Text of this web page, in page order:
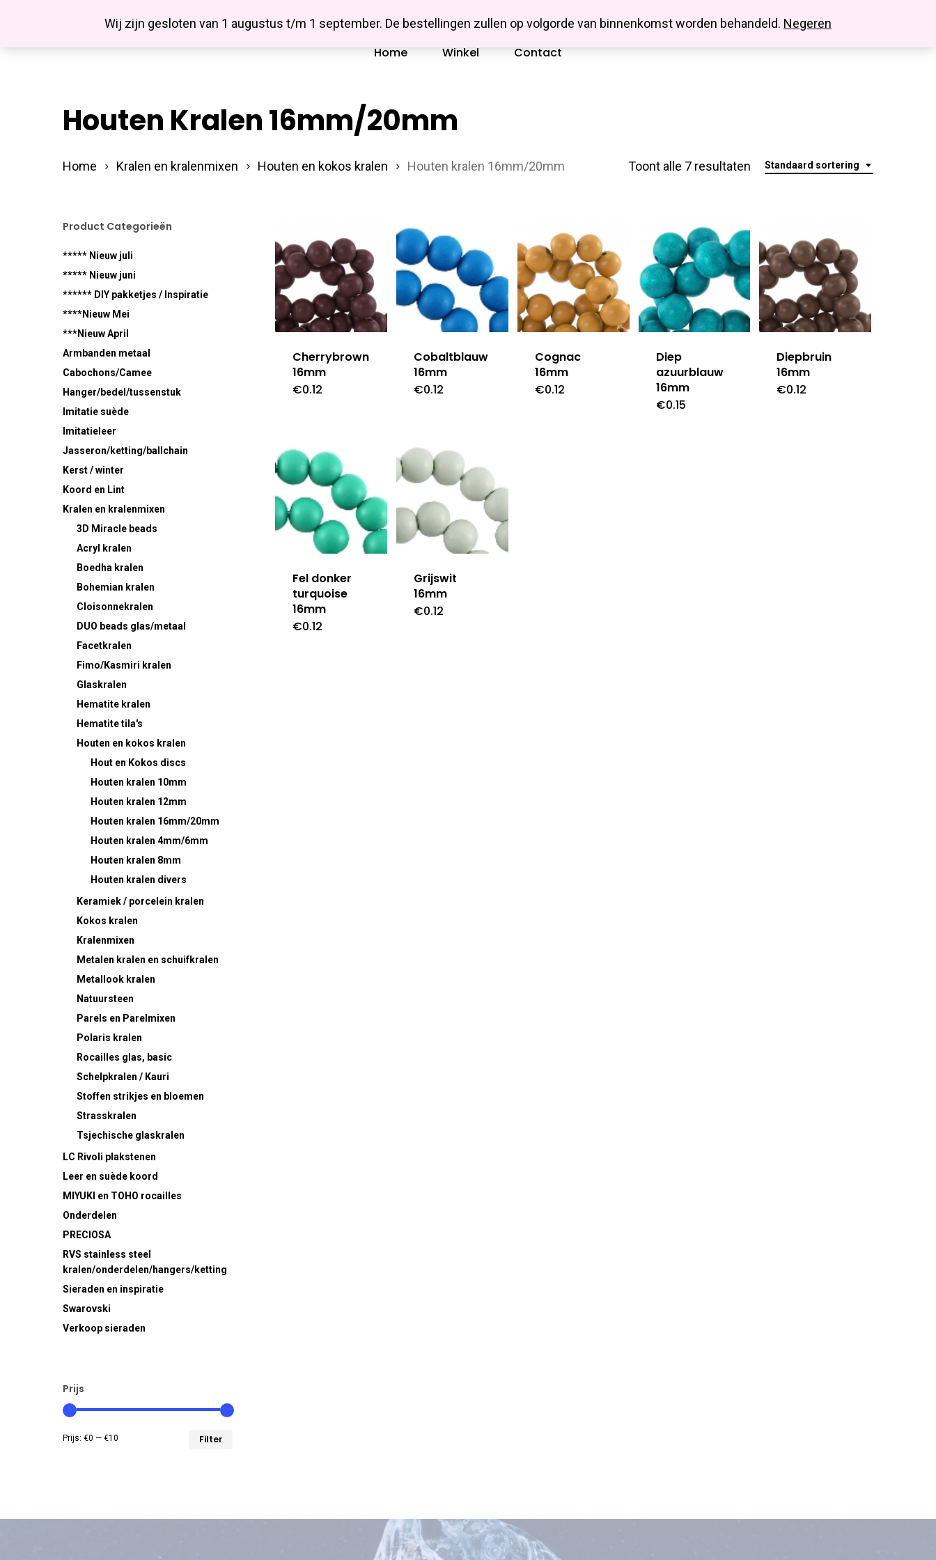
Wij zijn gesloten van 1 augustus t/m 1 september. De bestellingen zullen op volgorde van binnenkomst worden behandeld. Negeren
Hit enter to search or ESC to close
Missbluesieraden
Facebook
Home Winkel Contact
Houten Kralen 16mm/20mm
Standaard sortering
Toont alle 7 resultaten
Home Kralen en kralenmixen Houten en kokos kralen Houten kralen 16mm/20mm
Product Categorieën
***** Nieuw juli
***** Nieuw juni
****** DIY pakketjes / Inspiratie
****Nieuw Mei
***Nieuw April
Armbanden metaal
Cabochons/Camee
Hanger/bedel/tussenstuk
Imitatie suède
Imitatieleer
Jasseron/ketting/ballchain
Kerst / winter
Koord en Lint
Kralen en kralenmixen
3D Miracle beads
Acryl kralen
Boedha kralen
Bohemian kralen
Cloisonnekralen
DUO beads glas/metaal
Facetkralen
Fimo/Kasmiri kralen
Glaskralen
Hematite kralen
Hematite tila's
Houten en kokos kralen
Hout en Kokos discs
Houten kralen 10mm
Houten kralen 12mm
Houten kralen 16mm/20mm
Houten kralen 4mm/6mm
Houten kralen 8mm
Houten kralen divers
Keramiek / porcelein kralen
Kokos kralen
Kralenmixen
Metalen kralen en schuifkralen
Metallook kralen
Natuursteen
Parels en Parelmixen
Polaris kralen
Rocailles glas, basic
Schelpkralen / Kauri
Stoffen strikjes en bloemen
Strasskralen
Tsjechische glaskralen
LC Rivoli plakstenen
Leer en suède koord
MIYUKI en TOHO rocailles
Onderdelen
PRECIOSA
RVS stainless steel
kralen/onderdelen/hangers/ketting
Sieraden en inspiratie
Swarovski
Verkoop sieraden
Prijs
Filter
Prijs: €0 — €10
Cherrybrown
16mm
€0.12
Cobaltblauw
16mm
€0.12
Cognac
16mm
€0.12
Diep
azuurblauw
16mm
€0.15
Diepbruin
16mm
€0.12
Fel donker
turquoise
16mm
€0.12
Grijswit
16mm
€0.12